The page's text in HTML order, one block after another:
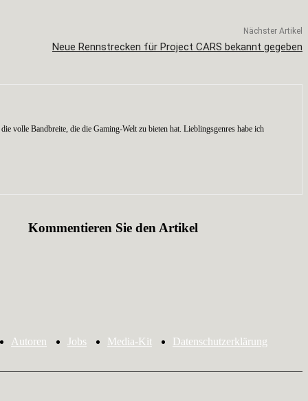
Nächster Artikel
Neue Rennstrecken für Project CARS bekannt gegeben
volle Bandbreite, die die Gaming-Welt zu bieten hat. Lieblingsgenres habe ich
Kommentieren Sie den Artikel
Autoren Jobs Media-Kit
Datenschutzerklärung